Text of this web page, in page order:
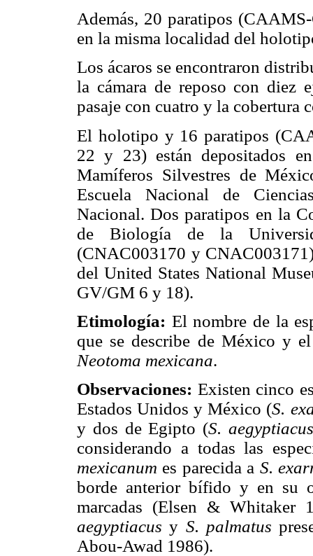
Además, 20 paratipos
en la misma localidad del
Los ácaros se encontraron
la cámara de reposo con diez
pasaje con cuatro y la cobertura
El holotipo y 16 paratipos
22 y 23) están depositados
Mamíferos Silvestres de
Escuela Nacional de
Nacional. Dos paratipos en la
de Biología de la
(CNAC003170 y
del United States National
GV/GM 6 y 18).
Etimología: El nombre de la
que se describe de México y
Neotoma mexicana.
Observaciones: Existen cinco
Estados Unidos y México (S.
y dos de Egipto (S. aegyptiacus
considerando a todas las
mexicanum es parecida a S.
borde anterior bífido y en su
marcadas (Elsen &
aegyptiacus y S. palmatus
Abou-Awad 1986).